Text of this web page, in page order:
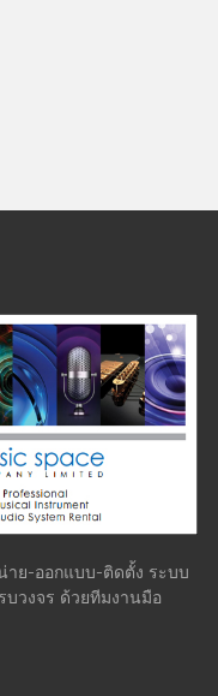
าย-ออกแบบ-ติดตั้ง ระบบ
วงจร ด้วยทีมงานมือ